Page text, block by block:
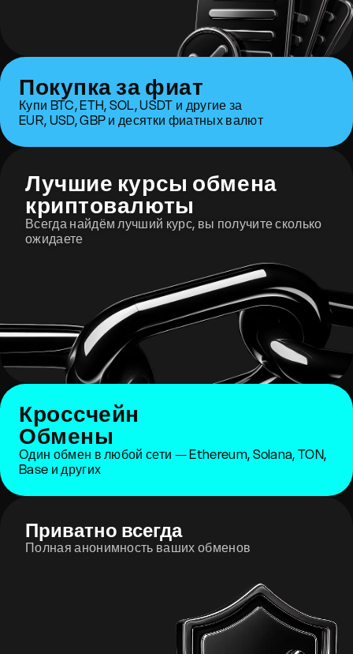
Лучшие курсы обмена
криптовалюты
Всегда найдём лучший курс, вы получите сколько
ожидаете
Покупка за фиат
Купи BTC, ETH, SOL, USDT и другие за
EUR, USD, GBP и десятки фиатных валют
Кроссчейн
Обмены
Один обмен в любой сети — Ethereum, Solana, TON,
Base и других
Приватно всегда
Полная анонимность ваших обменов